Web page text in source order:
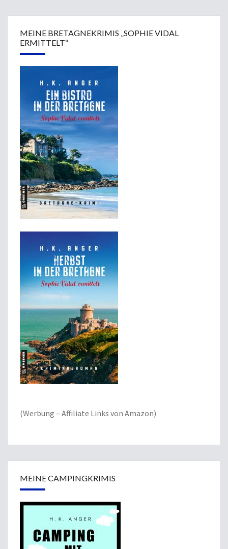
MEINE BRETAGNEKRIMIS „SOPHIE VIDAL
ERMITTELT“
(Werbung – Affiliate Links von Amazon)
MEINE CAMPINGKRIMIS